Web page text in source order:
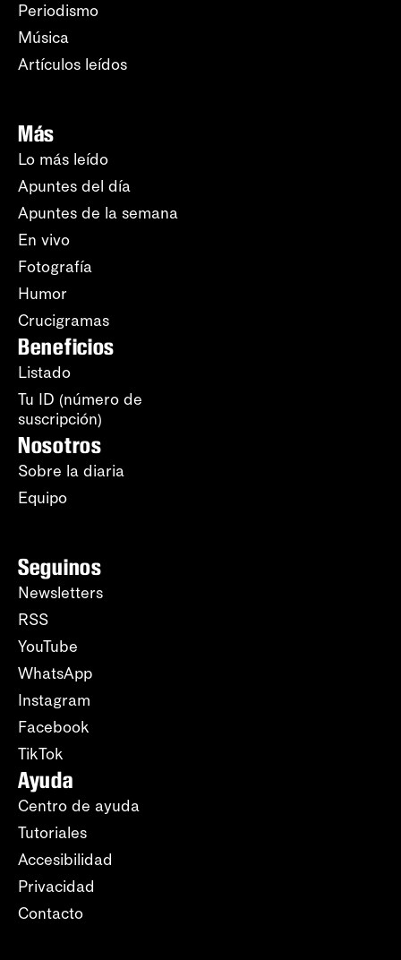
Periodismo
Música
Artículos leídos
Más
Lo más leído
Apuntes del día
Apuntes de la semana
En vivo
Fotografía
Humor
Crucigramas
Beneficios
Listado
Tu ID (número de
suscripción)
Nosotros
Sobre la diaria
Equipo
Seguinos
Newsletters
RSS
YouTube
WhatsApp
Instagram
Facebook
TikTok
Ayuda
Centro de ayuda
Tutoriales
Accesibilidad
Privacidad
Contacto